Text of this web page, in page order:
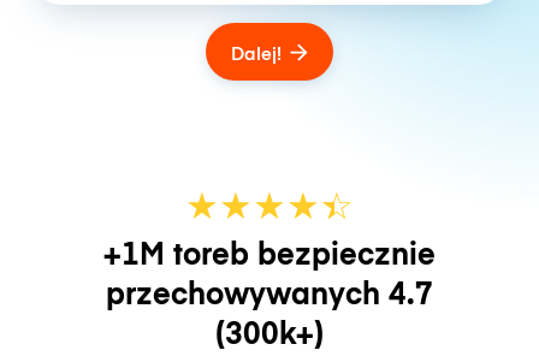
Dalej!
★★★★☆
★
+1M toreb bezpiecznie
przechowywanych 4.7
(300k+)